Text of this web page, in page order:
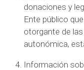
donaciones y
Ente público
otorgante de
autonómica,
Información